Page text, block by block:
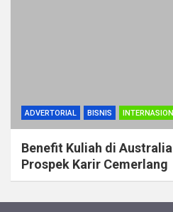
ADVERTORIAL BISNIS
Benefit Kuliah di
Prospek Karir Cemerlang